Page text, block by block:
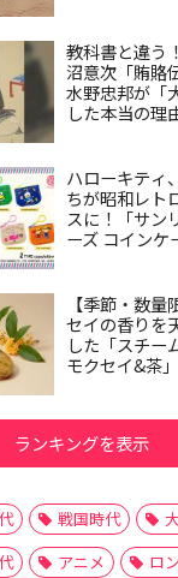
教科書と違う
沼意次「賄賂
水野忠邦が「
した本当の理
ハローキティ
ちが昭和レト
スに！「サン
ーズ コインケ
【季節・数
セイの香りを
した「スチー
モクセイ&茶
ランキングを表示
戦国時代
アニメ
ロ